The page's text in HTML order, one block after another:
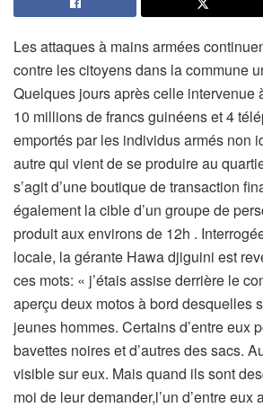
Les attaques à mains armées
contre les citoyens dans la commune
Quelques jours après celle intervenue
10 millions de francs guinéens et 4
emportés par les individus armés non
autre qui vient de se produire au
s’agit d’une boutique de transaction
également la cible d’un groupe de
produit aux environs de 12h .
locale, la gérante Hawa djiguini est
ces mots: « j’étais assise derrière le
aperçu deux motos à bord desquelles
jeunes hommes. Certains d’entre eux
bavettes noires et d’autres des sacs.
visible sur eux. Mais quand ils sont
moi de leur demander,l’un d’entre eux